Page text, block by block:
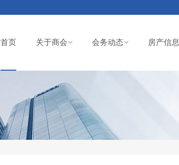
首页 关于商会 会务动态 房产信息